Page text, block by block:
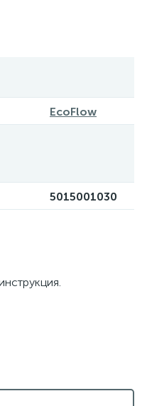
EcoFlow
5015001030